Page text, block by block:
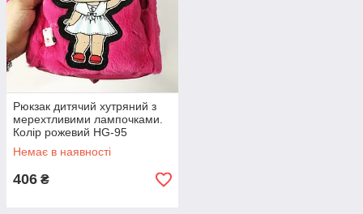
Рюкзак дитячий хутряний з
мерехтливими лампочками.
Колір рожевий HG-95
Немає в наявності
406 ₴